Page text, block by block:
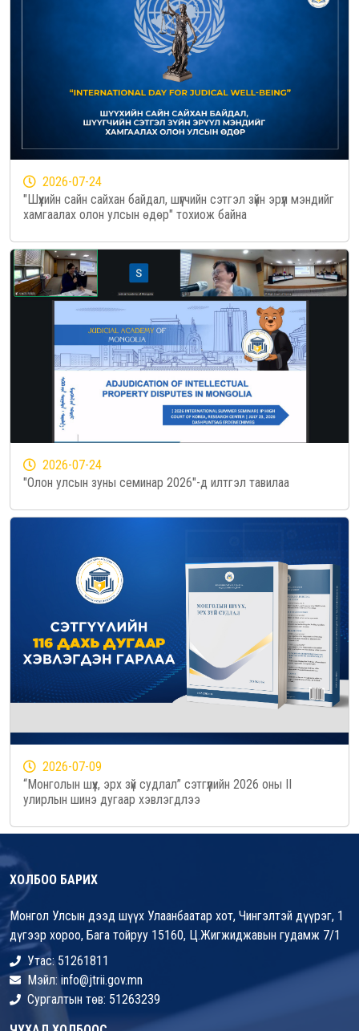
2026-07-24
"Шүүхийн сайн сайхан байдал, шүүгчийн сэтгэл зүйн эрүүл мэндийг
хамгаалах олон улсын өдөр" тохиож байна
2026-07-24
"Олон улсын зуны семинар 2026"-д илтгэл тавилаа
2026-07-09
“Монголын шүүх, эрх зүй судлал” сэтгүүлийн 2026 оны II
улирлын шинэ дугаар хэвлэгдлээ
ХОЛБОО БАРИХ
Монгол Улсын дээд шүүх Улаанбаатар хот, Чингэлтэй дүүрэг, 1
дүгээр хороо, Бага тойруу 15160, Ц.Жигжиджавын гудамж 7/1
Утас: 51261811
Мэйл: info@jtrii.gov.mn
Сургалтын төв: 51263239